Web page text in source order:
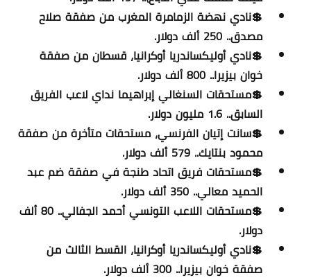
💲نادي نهضة الزمامرة المغرب من صفقة صلاح
مصدق.. 250 ألف دولار.
💲نادي أوليكساندريا أوكرانيا، قسطان من صفقة
خوان بيزيرا.. 800 ألف دولار.
💲مستحقات السنغالي إبراهيما نداي لاعب الفريق
السابق.. 1.6 مليون دولار.
💲سانت إتيان الفرنسي، مستحقات متأخرة من صفقة
محمود بنتايك.. 579 ألف دولار.
💲مستحقات فريق اتحاد طنجة في صفقة ضم عبد
الحميد معالي.. 350 ألف دولار.
💲مستحقات اللاعب التونسي أحمد الجفالي.. 80 ألف
دولار.
💲نادي أوليكساندريا أوكرانيا، القسط الثالث من
صفقة خوان بيزيرا.. 300 ألف دولار.